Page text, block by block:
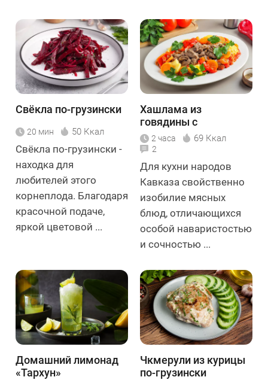
Свёкла по-грузински
20 мин 50 Ккал
Свёкла по-грузински -
находка для
любителей этого
корнеплода. Благодаря
красочной подаче,
яркой цветовой ...
Хашлама из
говядины с
картофелем
2 часа 69 Ккал
2
Для кухни народов
Кавказа свойственно
изобилие мясных
блюд, отличающихся
особой наваристостью
и сочностью ...
Домашний лимонад
«Тархун»
Чкмерули из курицы
по-грузински